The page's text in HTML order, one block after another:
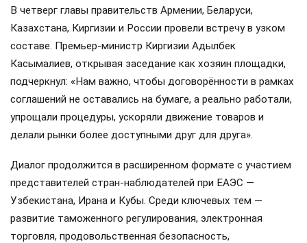
В четверг главы правительств Армении, Беларуси,
Казахстана, Киргизии и России провели встречу в узком
составе. Премьер-министр Киргизии Адылбек
Касымалиев, открывая заседание как хозяин площадки,
подчеркнул: «Нам важно, чтобы договорённости в рамках
соглашений не оставались на бумаге, а реально работали,
упрощали процедуры, ускоряли движение товаров и
делали рынки более доступными друг для друга».
Диалог продолжится в расширенном формате с участием
представителей стран-наблюдателей при ЕАЭС —
Узбекистана, Ирана и Кубы. Среди ключевых тем —
развитие таможенного регулирования, электронная
торговля, продовольственная безопасность,